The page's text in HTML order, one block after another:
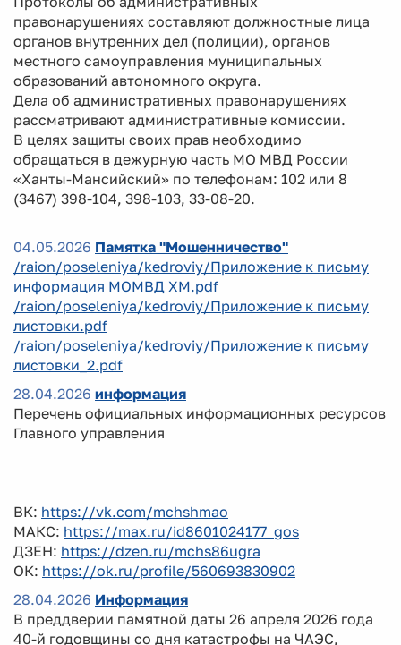
правонарушениях составляют должностные лица
органов внутренних дел (полиции), органов
местного самоуправления муниципальных
образований автономного округа.
Дела об административных правонарушениях
рассматривают административные комиссии.
В целях защиты своих прав необходимо
обращаться в дежурную часть МО МВД России
«Ханты-Мансийский» по телефонам: 102 или 8
(3467) 398-104, 398-103, 33-08-20.
04.05.2026 Памятка "Мошенничество"
/raion/poseleniya/kedroviy/Приложение к письму
информация МОМВД ХМ.pdf
/raion/poseleniya/kedroviy/Приложение к письму
листовки.pdf
/raion/poseleniya/kedroviy/Приложение к письму
листовки_2.pdf
28.04.2026 информация
Перечень официальных информационных ресурсов
Главного управления
ВК: https://vk.com/mchshmao
МАКС: https://max.ru/id8601024177_gos
ДЗЕН: https://dzen.ru/mchs86ugra
ОК: https://ok.ru/profile/560693830902
28.04.2026 Информация
В преддверии памятной даты 26 апреля 2026 года
40-й годовщины со дня катастрофы на ЧАЭС,